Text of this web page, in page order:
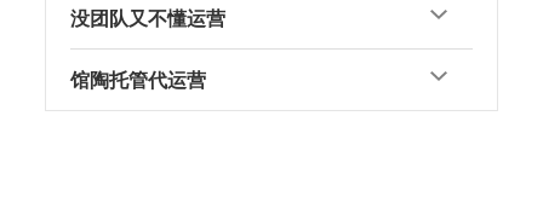
没团队又不懂运营
馆陶托管代运营